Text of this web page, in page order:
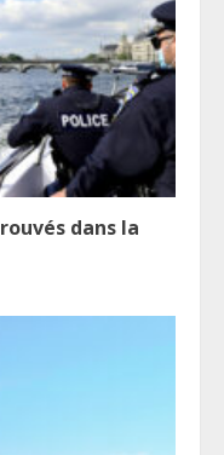
dans la